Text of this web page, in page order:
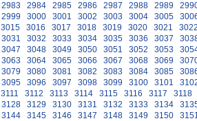
2983 2984 2985 2986 2987 2988 2989
2999 3000 3001 3002 3003 3004 3005
3015 3016 3017 3018 3019 3020 3021
3031 3032 3033 3034 3035 3036 3037
3047 3048 3049 3050 3051 3052 3053
3063 3064 3065 3066 3067 3068 3069
3079 3080 3081 3082 3083 3084 3085
3095 3096 3097 3098 3099 3100 3101
3111 3112 3113 3114 3115 3116 3117
3118
3128 3129 3130 3131 3132 3133 3134
3144 3145 3146 3147 3148 3149 3150